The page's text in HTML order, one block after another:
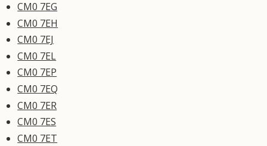
CM0 7EG
CM0 7EH
CM0 7EJ
CM0 7EL
CM0 7EP
CM0 7EQ
CM0 7ER
CM0 7ES
CM0 7ET